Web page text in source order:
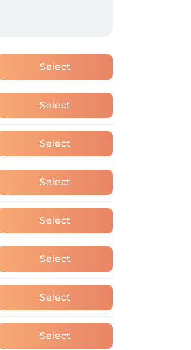
Select
Select
Select
Select
Select
Select
Select
Select